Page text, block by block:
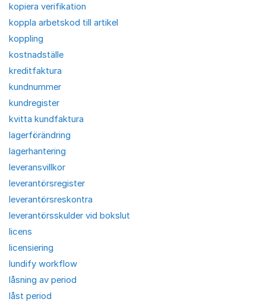
kopiera verifikation
koppla arbetskod till artikel
koppling
kostnadställe
kreditfaktura
kundnummer
kundregister
kvitta kundfaktura
lagerförändring
lagerhantering
leveransvillkor
leverantörsregister
leverantörsreskontra
leverantörsskulder vid bokslut
licens
licensiering
lundify workflow
låsning av period
låst period